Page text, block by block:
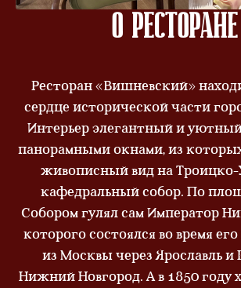
О ресторане
Ресторан «Вишневский»
сердце исторической части
Интерьер элегантный и
панорамными окнами, из
живописный вид на
кафедральный собор. По
Собором гулял сам Император
которого состоялся во время
из Москвы через Ярославль и
Нижний Новгород. А в 1850 году